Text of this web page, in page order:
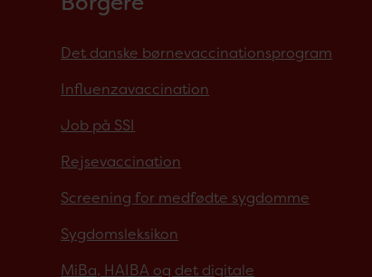
Det danske børnevaccinationsprogram
Influenzavaccination
Job på SSI
Rejsevaccination
Screening for medfødte sygdomme
Sygdomsleksikon
MiBa, HAIBA og det digitale